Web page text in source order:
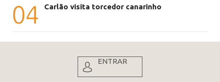
04 Carlão visita torcedor canarinho
ENTRAR